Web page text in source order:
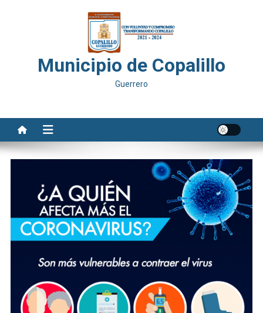
Municipio de Copalillo
Guerrero